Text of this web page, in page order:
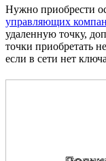
Нужно приобрести
управляющих
удаленную точку,
точки приобретать
если в сети нет